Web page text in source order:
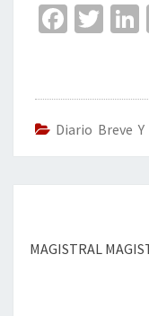
Fa
o
o
k
T
er
Diario Breve
entradas
MAGISTRAL